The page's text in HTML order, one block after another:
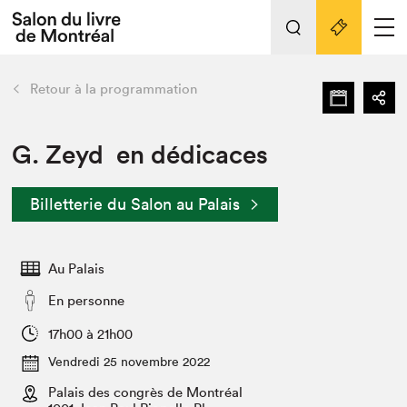
Espace médias
Espace exposant⋅e⋅s
Tout sur l'édition 2022
Actualités
Vidéos et Balados
Club de lecture Braindate
retour Nos activités
Édition 2022
Nous connaître
Projets partenaires 2022
Archives
Liens pratiques
Retour à la programmation
G. Zeyd en dédicaces
Billetterie du Salon au Palais
Au Palais
En personne
17h00 à 21h00
Vendredi 25 novembre 2022
Palais des congrès de Montréal